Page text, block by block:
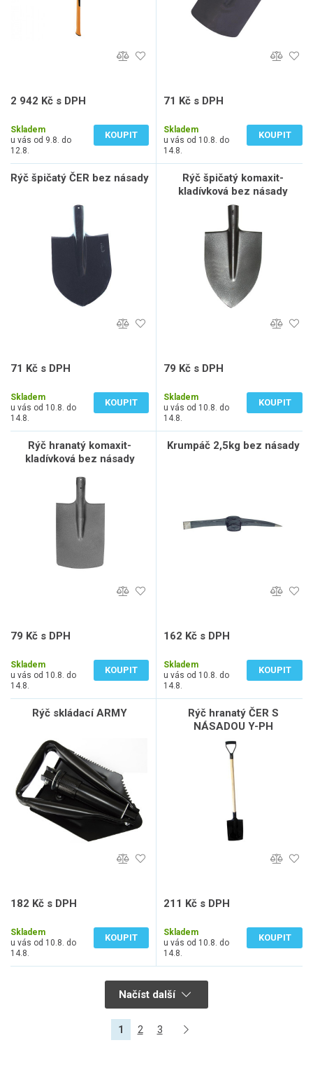
2 942 Kč s DPH
Skladem
u vás od 9.8. do
12.8.
KOUPIT
71 Kč s DPH
Skladem
u vás od 10.8. do
14.8.
KOUPIT
Rýč špičatý ČER bez násady
71 Kč s DPH
Skladem
u vás od 10.8. do
14.8.
KOUPIT
Rýč špičatý komaxit-
kladívková bez násady
79 Kč s DPH
Skladem
u vás od 10.8. do
14.8.
KOUPIT
Rýč hranatý komaxit-
kladívková bez násady
79 Kč s DPH
Skladem
u vás od 10.8. do
14.8.
KOUPIT
Krumpáč 2,5kg bez násady
162 Kč s DPH
Skladem
u vás od 10.8. do
14.8.
KOUPIT
Rýč skládací ARMY
182 Kč s DPH
Skladem
u vás od 10.8. do
14.8.
KOUPIT
Rýč hranatý ČER S
NÁSADOU Y-PH
211 Kč s DPH
Skladem
u vás od 10.8. do
14.8.
KOUPIT
Načíst další
1 2 3